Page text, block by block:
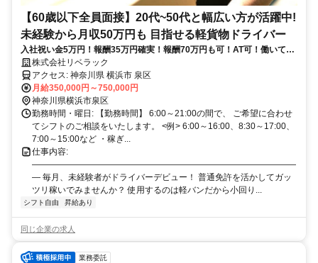
【60歳以下全員面接】20代~50代と幅広い方が活躍中!
未経験から月収50万円も 目指せる軽貨物ドライバー
入社祝い金5万円！報酬35万円確実！報酬70万円も可！AT可！働いてい
る人8割が未経験スタート・車がなくても心配なし・シフト自由・週払
い相談可能・女性も大活躍中！ドライバー専用生命保険への無料相談も
可！
株式会社リベラック
アクセス: 神奈川県 横浜市 泉区
月給350,000円～750,000円
神奈川県横浜市泉区
勤務時間・曜日: 【勤務時間】 6:00～21:00の間で、 ご希望に合わせ
てシフトのご相談をいたします。 <例> 6:00～16:00、8:30～17:00、
7:00～15:00など ・稼ぎ...
仕事内容:
―――――――――――――――――――――――――――――――
― 毎月、未経験者がドライバーデビュー！ 普通免許を活かしてガッ
ツリ稼いでみませんか？ 使用するのは軽バンだから小回り...
シフト自由 昇給あり
同じ企業の求人
業務委託